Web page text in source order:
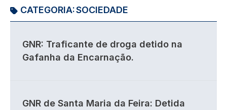
CATEGORIA:SOCIEDADE
GNR: Traficante de droga detido na
Gafanha da Encarnação.
GNR de Santa Maria da Feira: Detida